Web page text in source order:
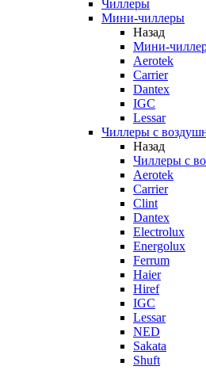
Чиллеры
Мини-чиллеры
Назад
Мини-
Aerotek
Carrier
Dantex
IGC
Lessar
Чиллеры с
Назад
Чиллеры с
Aerotek
Carrier
Clint
Dantex
Electrolux
Energolux
Ferrum
Haier
Hiref
IGC
Lessar
NED
Sakata
Shuft